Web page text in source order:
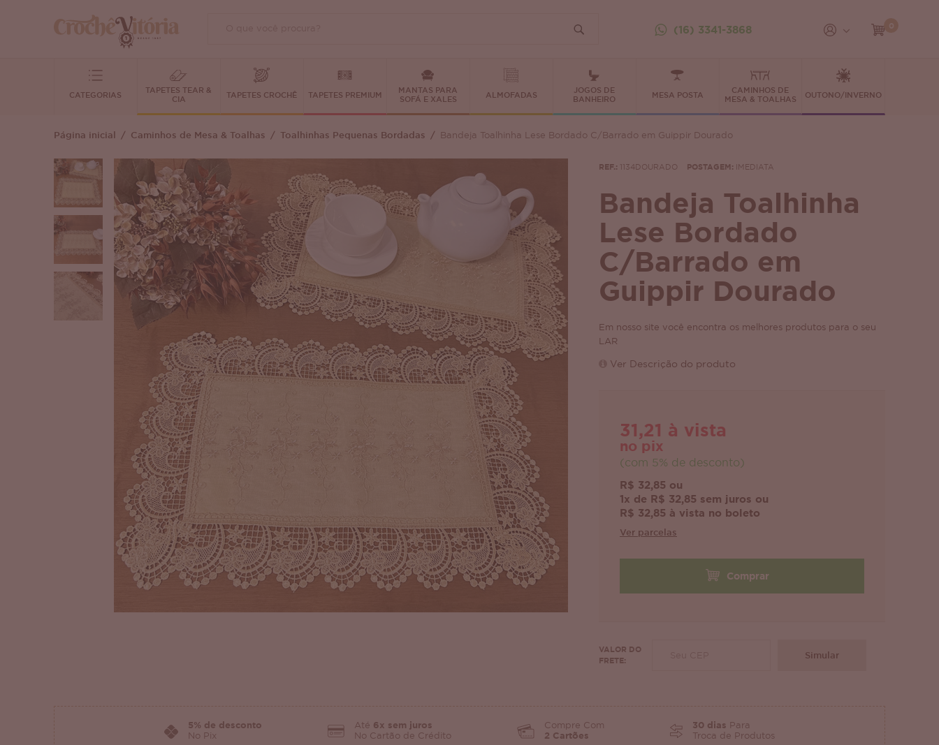
(16) 3341-3868
CATEGORIAS
TAPETES TEAR &
CIA
TAPETES CROCHÊ TAPETES PREMIUM
MANTAS PARA
SOFÁ E XALES
ALMOFADAS
JOGOS DE
BANHEIRO
MESA POSTA
CAMINHOS DE
MESA & TOALHAS
OUTONO/INVERNO
Página inicial Caminhos de Mesa & Toalhas Toalhinhas Pequenas Bordadas Bandeja Toalhinha Lese Bordado C/Barrado em Guippir Dourado
REF.: 1134DOURADO POSTAGEM: IMEDIATA
Bandeja Toalhinha
Lese Bordado
C/Barrado em
Guippir Dourado
Em nosso site você encontra os melhores produtos para o seu
LAR
Ver Descrição do produto
31,21 à vista
no pix
(com 5% de desconto)
R$ 32,85 ou
1x de R$ 32,85 sem juros ou
R$ 32,85 à vista no boleto
Ver parcelas
Comprar
VALOR DO
FRETE:
Simular
5% de desconto
No Pix
Até 6x sem juros
No Cartão de Crédito
Compre Com
2 Cartões
30 dias Para
Troca de Produtos